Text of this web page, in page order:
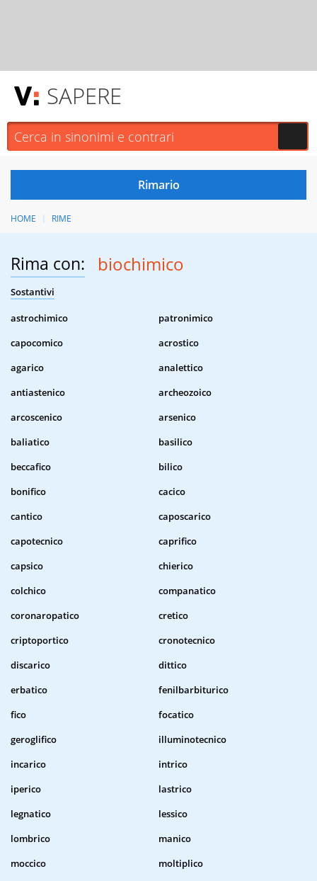
SAPERE
HOME RIME
Rima con: biochimico
Sostantivi
astrochimico
patronimico
capocomico
acrostico
agarico
analettico
antiastenico
archeozoico
arcoscenico
arsenico
baliatico
basilico
beccafico
bilico
bonifico
cacico
cantico
caposcarico
capotecnico
caprifico
capsico
chierico
colchico
companatico
coronaropatico
cretico
criptoportico
cronotecnico
discarico
dittico
erbatico
fenilbarbiturico
fico
focatico
geroglifico
illuminotecnico
incarico
intrico
iperico
lastrico
legnatico
lessico
lombrico
manico
moccico
moltiplico